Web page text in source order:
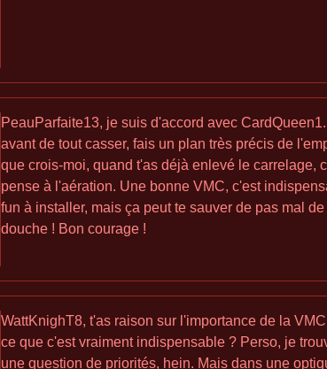
PeauParfaite13, je suis d'accord avec
avant de tout casser, fais un plan très précis de
que crois-moi, quand t'as déjà enlevé le carrelage,
pense à l'aération. Une bonne VMC, c'est
fun à installer, mais ça peut te sauver de pas mal
douche ! Bon courage !
WattKnighT8, t'as raison sur l'importance de la
ce que c'est vraiment indispensable ? Perso, je
une question de priorités, hein. Mais dans une